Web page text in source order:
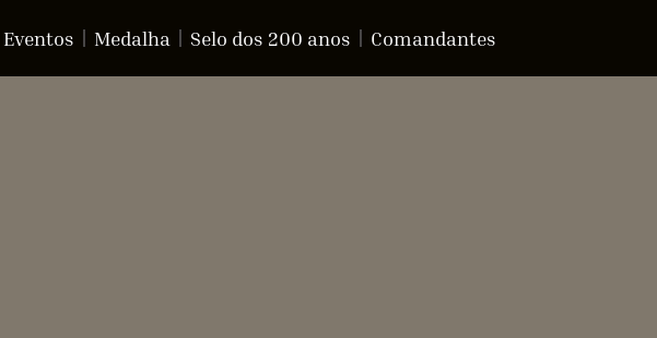
Eventos Medalha Selo dos 200 anos Comandantes